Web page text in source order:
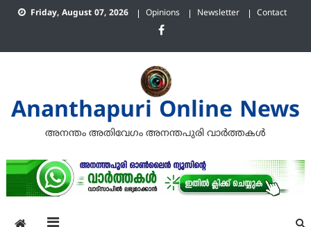
Skip
Friday, August 07, 2026 Opinions Newsletter Contact
Ananthapuri Online News
അനന്തം അതിവേഗം അനന്തപുരി വാര്‍ത്തകള്‍